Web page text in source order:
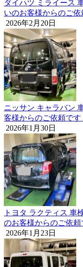
ダイハツ ミライース
いのお客様からのご依
2026年2月20日
ニッサン キャラバン
客様からのご依頼です
2026年1月30日
トヨタ ラクティス 車
のお客様からのご依頼
2026年1月23日